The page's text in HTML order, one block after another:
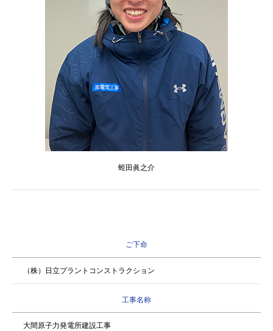
蛭田眞之介
ご下命
（株）日立プラントコンストラクション
工事名称
大間原子力発電所建設工事